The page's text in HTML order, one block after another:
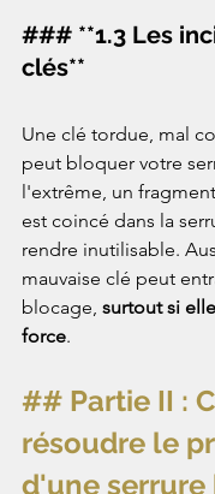
### **1.3 Les
clés**
Une clé tordue, mal
peut bloquer votre
l'extrême, un
est coincé dans la
rendre inutilisable.
mauvaise clé peut
blocage, surtout si
force.
## Partie II :
résoudre le
d'une serrure